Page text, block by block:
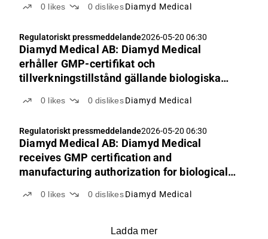
0 likes 0 dislikes Diamyd Medical
Regulatoriskt pressmeddelande2026-05-20 06:30
Diamyd Medical AB: Diamyd Medical
erhåller GMP-certifikat och
tillverkningstillstånd gällande biologiska
0 likes 0 dislikes Diamyd Medical
Regulatoriskt pressmeddelande2026-05-20 06:30
Diamyd Medical AB: Diamyd Medical
receives GMP certification and
manufacturing authorization for biological
human use
0 likes 0 dislikes Diamyd Medical
Ladda mer